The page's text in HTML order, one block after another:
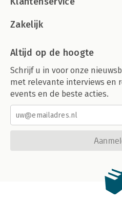
Zakelijk
Altijd op de hoogte
Schrijf u in voor onze
met relevante interviews en
events en de beste acties.